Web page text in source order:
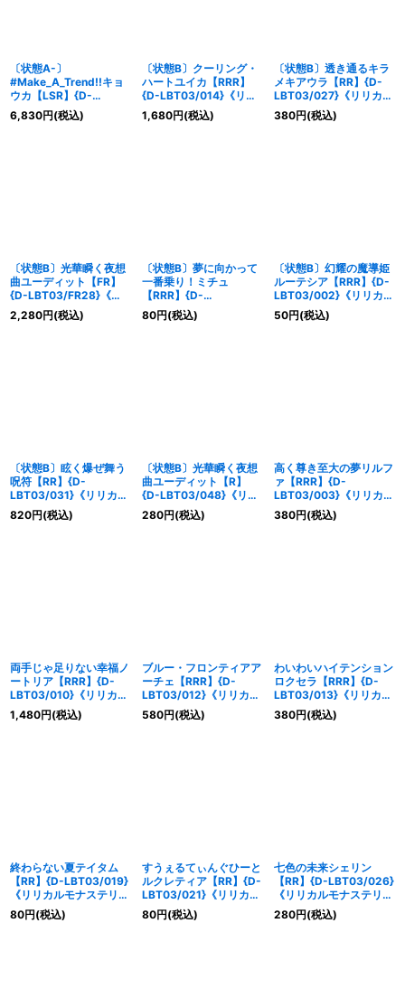
〔状態A-〕
#Make_A_Trend!!キョ
ウカ【LSR】{D-
LBT03/LSR05}《リリ
カルモナステリオ》
6,830円(税込)
〔状態B〕クーリング・
ハートユイカ【RRR】
{D-LBT03/014}《リリ
カルモナステリオ》
1,680円(税込)
〔状態B〕透き通るキラ
メキアウラ【RR】{D-
LBT03/027}《リリカル
モナステリオ》
380円(税込)
〔状態B〕光華瞬く夜想
曲ユーディット【FR】
{D-LBT03/FR28}《リ
リカルモナステリオ》
2,280円(税込)
〔状態B〕夢に向かって
一番乗り！ミチュ
【RRR】{D-
LBT03/007}《リリカル
モナステリオ》
80円(税込)
〔状態B〕幻耀の魔導姫
ルーテシア【RRR】{D-
LBT03/002}《リリカル
モナステリオ》
50円(税込)
〔状態B〕眩く爆ぜ舞う
呪符【RR】{D-
LBT03/031}《リリカル
モナステリオ》
820円(税込)
〔状態B〕光華瞬く夜想
曲ユーディット【R】
{D-LBT03/048}《リリ
カルモナステリオ》
280円(税込)
高く尊き至大の夢リルフ
ァ【RRR】{D-
LBT03/003}《リリカル
モナステリオ》
380円(税込)
両手じゃ足りない幸福ノ
ートリア【RRR】{D-
LBT03/010}《リリカル
モナステリオ》
1,480円(税込)
ブルー・フロンティアア
ーチェ【RRR】{D-
LBT03/012}《リリカル
モナステリオ》
580円(税込)
わいわいハイテンション
ロクセラ【RRR】{D-
LBT03/013}《リリカル
モナステリオ》
380円(税込)
終わらない夏テイタム
【RR】{D-LBT03/019}
《リリカルモナステリ
オ》
80円(税込)
すうぇるてぃんぐひーと
ルクレティア【RR】{D-
LBT03/021}《リリカル
モナステリオ》
80円(税込)
七色の未来シェリン
【RR】{D-LBT03/026}
《リリカルモナステリ
オ》
280円(税込)